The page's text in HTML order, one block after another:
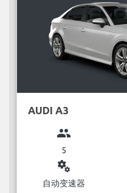
AUDI A3
group
5
miscellaneous_services
自动变速器